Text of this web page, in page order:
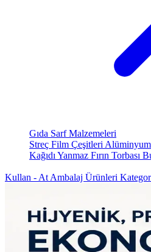
Gıda Sarf Malzemeleri
Streç Film Çeşitleri
Kağıdı Yanmaz Fırın Torbası
Kullan - At Ambalaj Ürünleri